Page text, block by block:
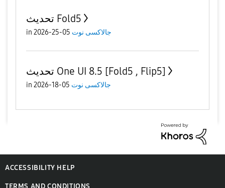
تحديث Fold5
in جالاكسى نوت 05-25-2026
تحديث One UI 8.5 [Fold5 , Flip5]
in جالاكسى نوت 05-18-2026
ACCESSIBILITY HELP